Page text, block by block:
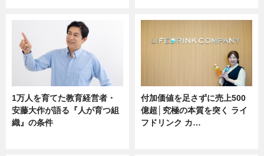
1万人を育てた教育経営者・
安藤大作が語る『人が育つ組
織』の条件
付加価値を足さずに売上500
億超│究極の本質を突く ライ
フドリンク カ…